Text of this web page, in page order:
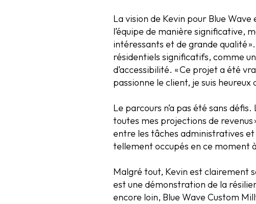
La vision de Kevin pour Blue
l’équipe de manière significative,
intéressants et de grande qualité
résidentiels significatifs, comme
d’accessibilité. « Ce projet a été
passionne le client, je suis heureux
Le parcours n’a pas été sans
toutes mes projections de
entre les tâches administratives et
tellement occupés en ce moment
Malgré tout, Kevin est clairement
est une démonstration de la
encore loin, Blue Wave Custom